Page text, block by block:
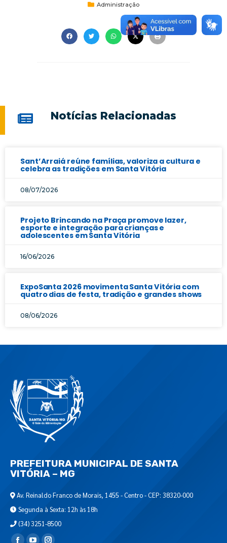
Administração
Notícias Relacionadas
Sant’Arraiá reúne famílias, valoriza a cultura e
celebra as tradições em Santa Vitória
08/07/2026
Projeto Brincando na Praça promove lazer,
esporte e integração para crianças e
adolescentes em Santa Vitória
16/06/2026
ExpoSanta 2026 movimenta Santa Vitória com
quatro dias de festa, tradição e grandes shows
08/06/2026
PREFEITURA MUNICIPAL DE SANTA
VITÓRIA – MG
Av. Reinaldo Franco de Morais, 1455 - Centro - CEP: 38320-000
Segunda à Sexta: 12h às 18h
(34) 3251-8500